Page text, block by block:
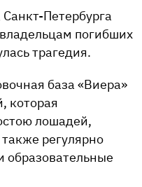
Петербурга
погибших
трагедия.
база «Виера»
которая
лошадей,
регулярно
образовательные